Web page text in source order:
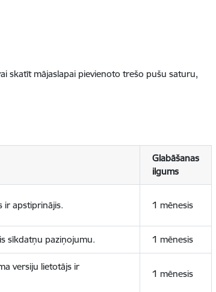
skatīt mājaslapai pievienoto trešo pušu saturu,
Glabāšanas
ilgums
ir apstiprinājis. 1 mēnesis
sīkdatņu paziņojumu. 1 mēnesis
versiju lietotājs ir
1 mēnesis